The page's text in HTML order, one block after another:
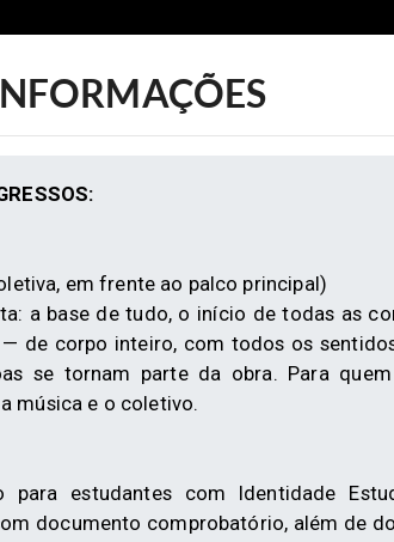
em frente ao palco principal)
a base de tudo, o início de todas as
de corpo inteiro, com todos os
se tornam parte da obra. Para
música e o coletivo.
estudantes com Identidade
documento comprobatório, além de